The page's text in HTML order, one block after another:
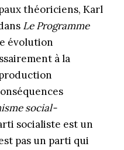
théoriciens, Karl
Le Programme
évolution
à la
social-
socialiste est un
pas un parti qui